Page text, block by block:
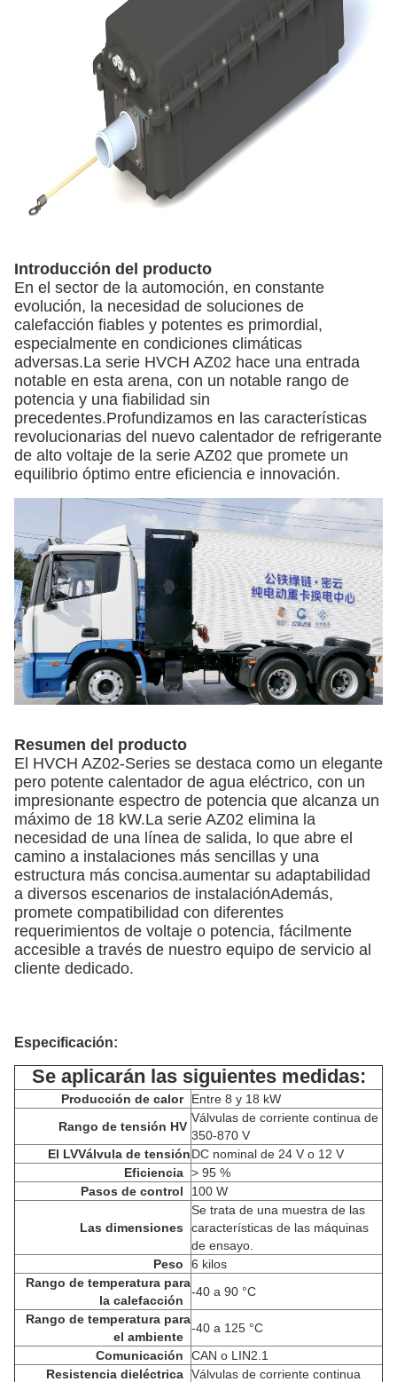
Introducción del producto
En el sector de la automoción, en constante
evolución, la necesidad de soluciones de
calefacción fiables y potentes es primordial,
especialmente en condiciones climáticas
adversas.La serie HVCH AZ02 hace una entrada
notable en esta arena, con un notable rango de
potencia y una fiabilidad sin
precedentes.Profundizamos en las características
revolucionarias del nuevo calentador de refrigerante
de alto voltaje de la serie AZ02 que promete un
equilibrio óptimo entre eficiencia e innovación.
Resumen del producto
El HVCH AZ02-Series se destaca como un elegante
pero potente calentador de agua eléctrico, con un
impresionante espectro de potencia que alcanza un
máximo de 18 kW.La serie AZ02 elimina la
necesidad de una línea de salida, lo que abre el
camino a instalaciones más sencillas y una
estructura más concisa.aumentar su adaptabilidad
a diversos escenarios de instalaciónAdemás,
promete compatibilidad con diferentes
requerimientos de voltaje o potencia, fácilmente
accesible a través de nuestro equipo de servicio al
cliente dedicado.
Especificación:
Se aplicarán las siguientes medidas:
Producción de calor
Entre 8 y 18 kW
Rango de tensión HV
Válvulas de corriente continua de
350-870 V
El LVVálvula de tensiónDC nominal de 24 V o 12 V
Eficiencia > 95 %
Pasos de control
100 W
Las dimensiones
Se trata de una muestra de las
características de las máquinas
de ensayo.
Peso
6 kilos
Rango de temperatura para
la calefacción
-40 a 90 °C
Rango de temperatura para
el ambiente
-40 a 125 °C
Comunicación
CAN o LIN2.1
Resistencia dieléctrica Válvulas de corriente continua